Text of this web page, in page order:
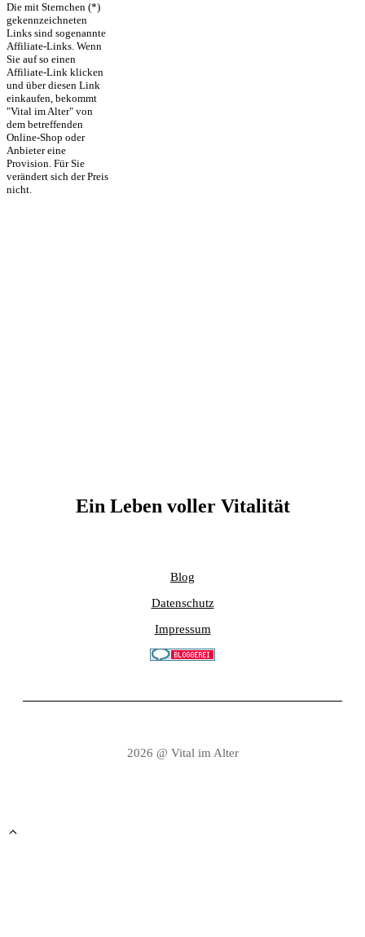
Die mit Sternchen (*)
gekennzeichneten
Links sind sogenannte
Affiliate-Links. Wenn
Sie auf so einen
Affiliate-Link klicken
und über diesen Link
einkaufen, bekommt
"Vital im Alter" von
dem betreffenden
Online-Shop oder
Anbieter eine
Provision. Für Sie
verändert sich der Preis
nicht.
Ein Leben voller Vitalität
Blog
Datenschutz
Impressum
2026 @ Vital im Alter